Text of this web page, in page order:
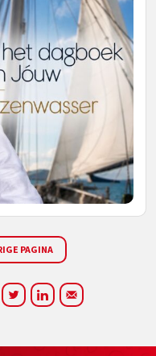
PAGINA